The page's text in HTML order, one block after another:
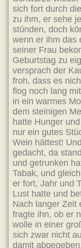
sich fort durch
zu ihm, er sehe
stünden, doch
wenn er ihm das
seiner Frau
Geburtstag zu
versprach der
froh, dass es
flog noch lang
in ein warmes
dem steinigen
hatte Hunger
nur ein gutes
Wein hättest!
gedacht, da
und getrunken
Tabak, und
er fort, Jahr und
Lust hatte und
Nach langer Zeit
fragte ihn, ob er
wolle in einer
sich zwar nicht
damit